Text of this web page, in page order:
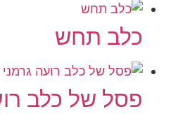
כלב תחש
פסל של כלב